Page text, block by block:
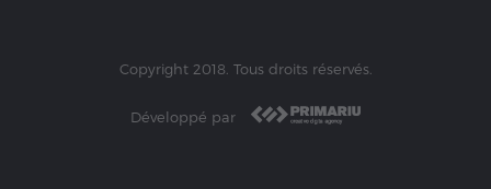
Copyright 2018. Tous droits réservés.
Développé par